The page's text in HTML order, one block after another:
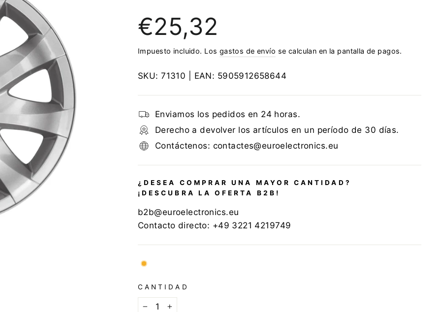
regular
€25,32
Impuesto incluido. Los gastos de envío se calculan en la pantalla de pagos.
SKU:71310 | EAN: 5905912658644
Enviamos los pedidos en 24 horas.
Derecho a devolver los artículos en un período de 30 días.
Contáctenos: contactes@euroelectronics.eu
¿DESEA COMPRAR UNA MAYOR CANTIDAD?
¡DESCUBRA LA OFERTA B2B!
b2b@euroelectronics.eu
Contacto directo: +49 3221 4219749
CANTIDAD